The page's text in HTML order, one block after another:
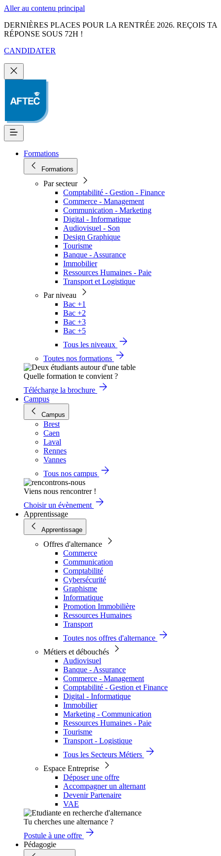
Aller au contenu principal
DERNIÈRES PLACES POUR LA RENTRÉE 2026. REÇOIS TA
RÉPONSE SOUS 72H !
CANDIDATER
Formations
Formations
Par secteur
Comptabilité - Gestion - Finance
Commerce - Management
Communication - Marketing
Digital - Informatique
Audiovisuel - Son
Design Graphique
Tourisme
Banque - Assurance
Immobilier
Ressources Humaines - Paie
Transport et Logistique
Par niveau
Bac +1
Bac +2
Bac +3
Bac +5
Tous les niveaux
Toutes nos formations
Quelle formation te convient ?
Télécharge la brochure
Campus
Campus
Brest
Caen
Laval
Rennes
Vannes
Tous nos campus
Viens nous rencontrer !
Choisir un évènement
Apprentissage
Apprentissage
Offres d'alternance
Commerce
Communication
Comptabilité
Cybersécurité
Graphisme
Informatique
Promotion Immobilière
Ressources Humaines
Transport
Toutes nos offres d'alternance
Métiers et débouchés
Audiovisuel
Banque - Assurance
Commerce - Management
Comptabilité - Gestion et Finance
Digital - Informatique
Immobilier
Marketing - Communication
Ressources Humaines - Paie
Tourisme
Transport - Logistique
Tous les Secteurs Métiers
Espace Entreprise
Déposer une offre
Accompagner un alternant
Devenir Partenaire
VAE
Tu cherches une alternance ?
Postule à une offre
Pédagogie